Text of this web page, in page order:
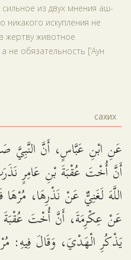
из двух мнения аш-
искупления не
жертву животное
не обязательность [‘Аун
сахих
عَنِ ابْنِ عَبَّاسٍ، أَنَّ النَّبِيَّ
أَنَّ أُخْتَ عُقْبَةَ بْنِ عَامِرٍ
اللَّهَ لَغَنِيٌّ عَنْ نَذْرِهَا،
عَنْ عِكْرِمَةَ، أَنَّ أُخْتَ عُقْبَةَ
يَذْكُرِ الْهَدْيَ، وَقَالَ فِيهِ: